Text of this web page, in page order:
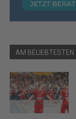
AM BELIEBTESTEN